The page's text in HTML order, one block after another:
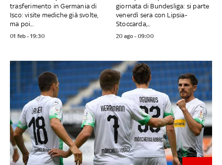
trasferimento in Germania di
Isco: visite mediche già svolte,
ma poi...
01 feb - 19:30
giornata di Bundesliga: si parte
venerdì sera con Lipsia-
Stoccarda,...
20 ago - 09:00